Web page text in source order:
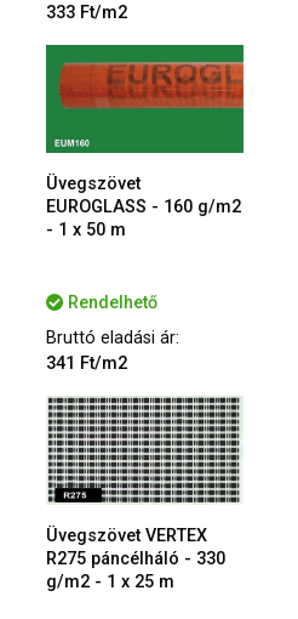
333 Ft/m2
Üvegszövet
EUROGLASS - 160 g/m2
- 1 x 50 m
Rendelhető
Bruttó eladási ár:
341 Ft/m2
Üvegszövet VERTEX
R275 páncélháló - 330
g/m2 - 1 x 25 m